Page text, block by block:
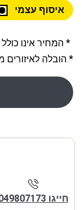
איסוף עצמי
* המחיר אינו
* הובלה
חייגו 049807173